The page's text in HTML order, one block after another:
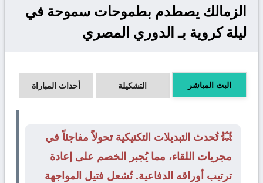
الزمالك يصطدم بطموحات سموحة في
ليلة كروية بـ الدوري المصري
البث المباشر التشكيلة أحداث المباراة
💥 تُحدث التبديلات التكتيكية تحولاً مفاجئاً في
مجريات اللقاء، مما يُجبر الخصم على إعادة
ترتيب أوراقه الدفاعية. تُشعل فتيل المواجهة